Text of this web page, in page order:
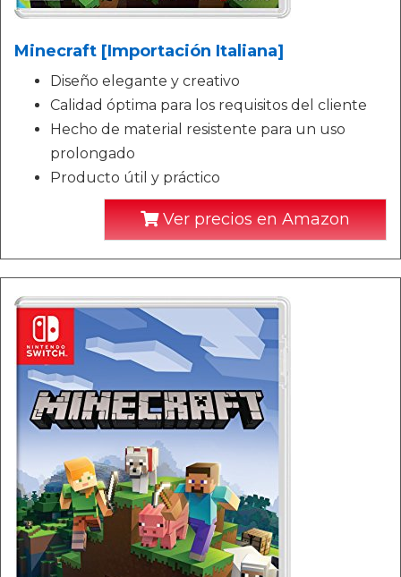
Minecraft [Importación Italiana]
Diseño elegante y creativo
Calidad óptima para los requisitos del cliente
Hecho de material resistente para un uso
prolongado
Producto útil y práctico
Ver precios en Amazon